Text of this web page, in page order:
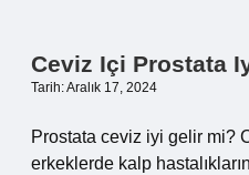
Ceviz Içi Prostata
Tarih: Aralık 17, 2024
Prostata ceviz iyi gelir mi?
erkeklerde kalp